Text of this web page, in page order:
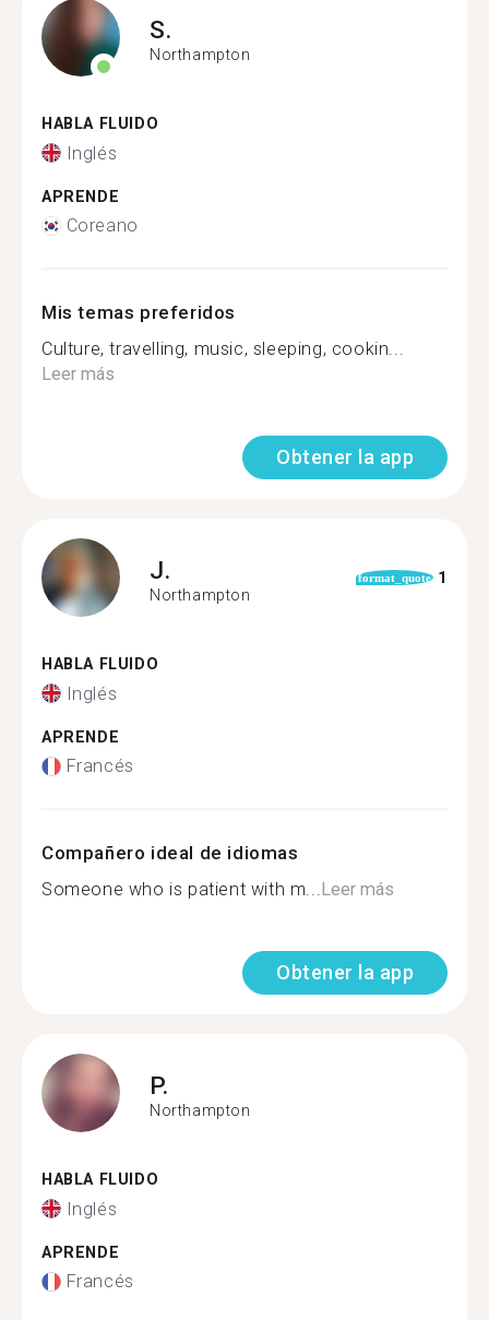
S.
Northampton
HABLA FLUIDO
Inglés
APRENDE
Coreano
Mis temas preferidos
Culture, travelling, music, sleeping, cookin...
Leer más
Obtener la app
J.
Northampton
format_quote 1
HABLA FLUIDO
Inglés
APRENDE
Francés
Compañero ideal de idiomas
Someone who is patient with m...Leer más
Obtener la app
P.
Northampton
HABLA FLUIDO
Inglés
APRENDE
Francés